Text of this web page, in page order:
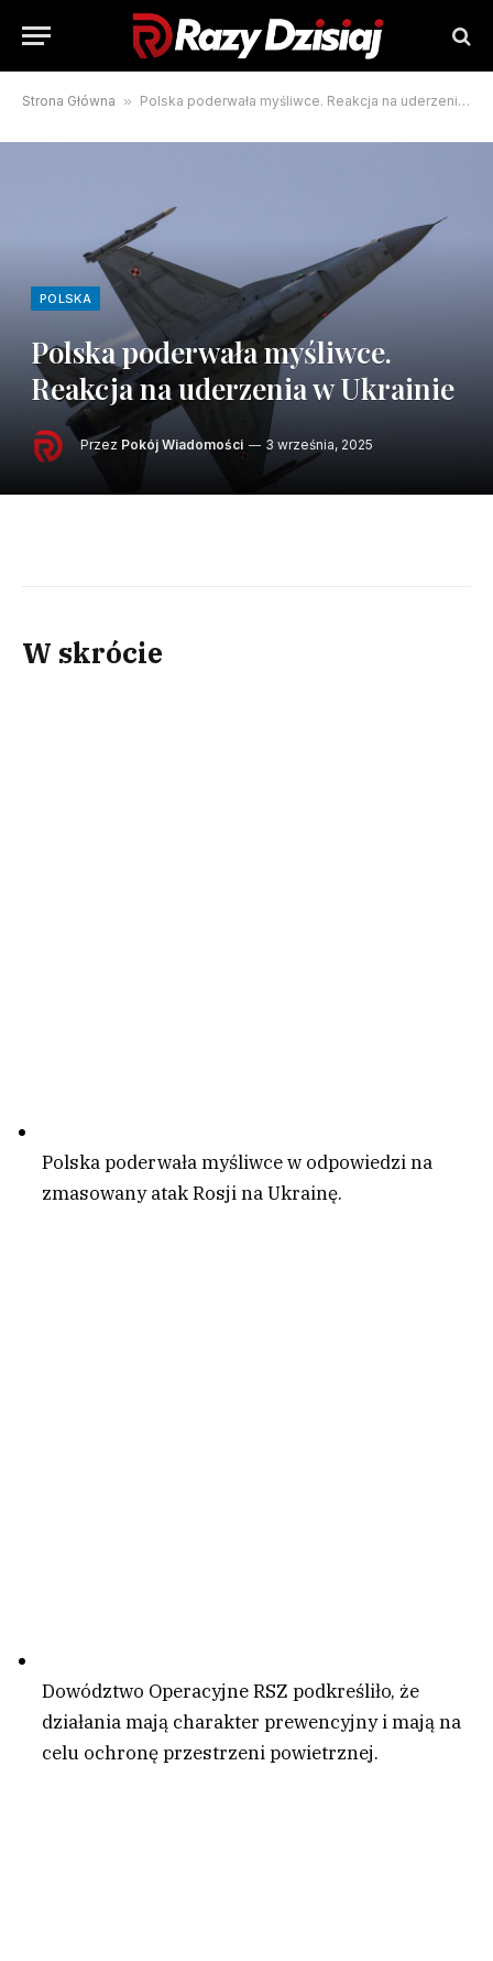
Strona Główna » Polska poderwała myśliwce. Reakcja na uderzenia w Ukrainie
POLSKA
Polska poderwała myśliwce.
Reakcja na uderzenia w Ukrainie
Przez Pokój Wiadomości 3 września, 2025
W skrócie
Polska poderwała myśliwce w odpowiedzi na
zmasowany atak Rosji na Ukrainę.
Dowództwo Operacyjne RSZ podkreśliło, że
działania mają charakter prewencyjny i mają na
celu ochronę przestrzeni powietrznej.